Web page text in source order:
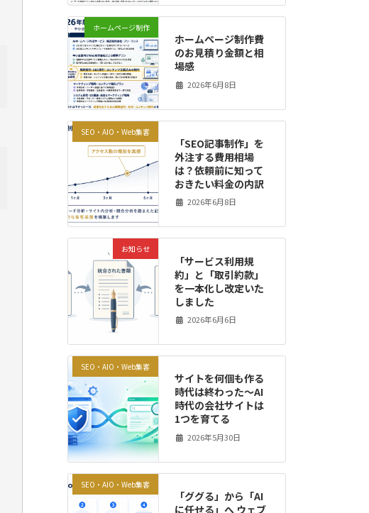
ホームページ制作
ホームページ制作費
のお見積り金額と相
場感
2026年6月8日
SEO・AIO・Web集客
「SEO記事制作」を
外注する費用相場
は？依頼前に知って
おきたい料金の内訳
2026年6月8日
お知らせ
「サービス利用規
約」と「取引約款」
を一本化し改定いた
しました
2026年6月6日
SEO・AIO・Web集客
サイトを何個も作る
時代は終わった～AI
時代の会社サイトは
1つを育てる
2026年5月30日
SEO・AIO・Web集客
「ググる」から「AI
に任せる」へ ウェブ